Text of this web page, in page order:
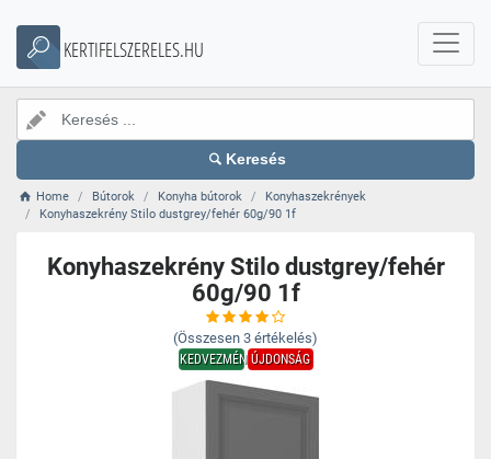
KERTIFELSZERELES.HU
Keresés
Home Bútorok Konyha bútorok
Konyhaszekrények
Konyhaszekrény Stilo dustgrey/fehér 60g/90 1f
Konyhaszekrény Stilo dustgrey/fehér
60g/90 1f
(Összesen 3 értékelés)
KEDVEZMÉNYÚJDONSÁG